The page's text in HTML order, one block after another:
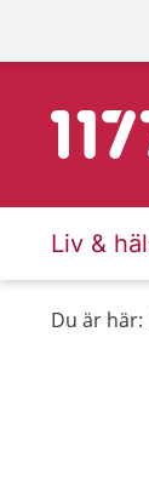
Till
Liv &
Du är här: